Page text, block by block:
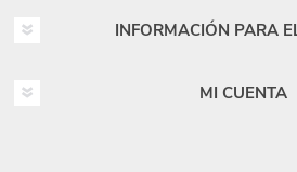
INFORMACIÓN PARA
MI CUENTA